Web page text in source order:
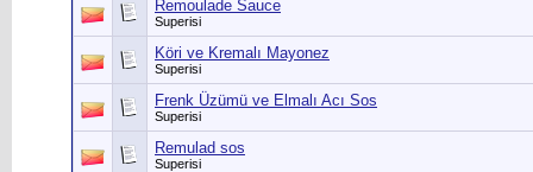
Remoulade Sauce
Superisi
Köri ve Kremalı Mayonez
Superisi
Frenk Üzümü ve Elmalı Acı Sos
Superisi
Remulad sos
Superisi